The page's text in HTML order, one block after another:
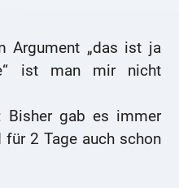
Argument „das ist ja
ist man mir nicht
Bisher gab es immer
2 Tage auch schon